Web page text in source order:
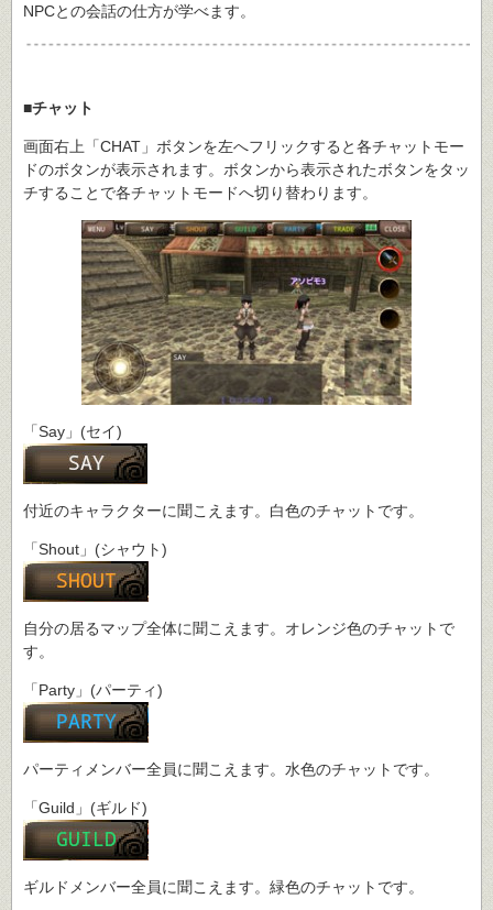
NPCとの会話の仕方が学べます。
■チャット
画面右上「CHAT」ボタンを左へフリックすると各チャットモー
ドのボタンが表示されます。ボタンから表示されたボタンをタッ
チすることで各チャットモードへ切り替わります。
「Say」(セイ)
付近のキャラクターに聞こえます。白色のチャットです。
「Shout」(シャウト)
自分の居るマップ全体に聞こえます。オレンジ色のチャットで
す。
「Party」(パーティ)
パーティメンバー全員に聞こえます。水色のチャットです。
「Guild」(ギルド)
ギルドメンバー全員に聞こえます。緑色のチャットです。